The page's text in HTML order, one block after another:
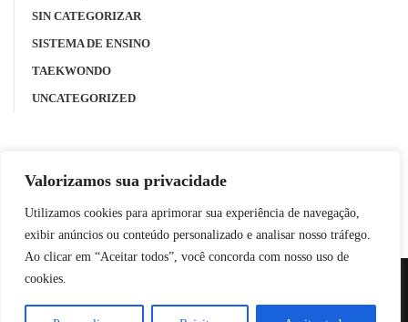
Valorizamos sua privacidade
Utilizamos cookies para aprimorar sua experiência de navegação,
exibir anúncios ou conteúdo personalizado e analisar nosso tráfego.
Ao clicar em “Aceitar todos”, você concorda com nosso uso de
cookies.
SIN CATEGORIZAR
SISTEMA DE ENSINO
TAEKWONDO
UNCATEGORIZED